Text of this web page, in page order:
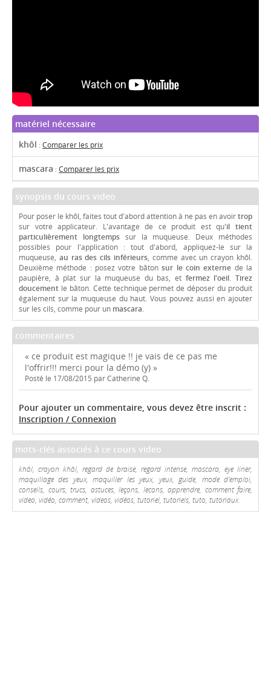
matériel nécessaire
khôl :Comparer les prix
mascara :Comparer les prix
synopsis du cours video
Pour poser le khôl, faites tout d'abord attention à ne pas en avoirtrop
sur votre applicateur. L'avantage de ce produit est qu'il tient
particulièrement longtempssur la muqueuse. Deux méthodes
possibles pour l'application : tout d'abord, appliquez-le sur la
muqueuse, au ras des cils inférieurs, comme avec un crayon khôl.
Deuxième méthode : posez votre bâtonsur le coin externe de la
paupière, à plat sur la muqueuse du bas, et fermez l'oeil.Tirez
doucement le bâton. Cette technique permet de déposer du produit
également sur la muqueuse du haut. Vous pouvez aussi en ajouter
sur les cils, comme pour un mascara.
commentaires
« ce produit est magique !! je vais de ce pas me
l'offrir!!! merci pour la démo (y) »
Posté le 17/08/2015 par Catherine Q.
Pour ajouter un commentaire, vous devez être inscrit :
Inscription / Connexion
mots-clés associés à ce cours video
khôl, crayon khôl, regard de braise, regard intense, mascara, eye liner,
maquillage des yeux, maquiller les yeux, yeux, guide, mode d'emploi,
conseils, cours, trucs, astuces, leçons, lecons, apprendre, comment faire,
video, vidéo, comment, videos, vidéos, tutoriel, tutoriels, tuto, tutoriaux.